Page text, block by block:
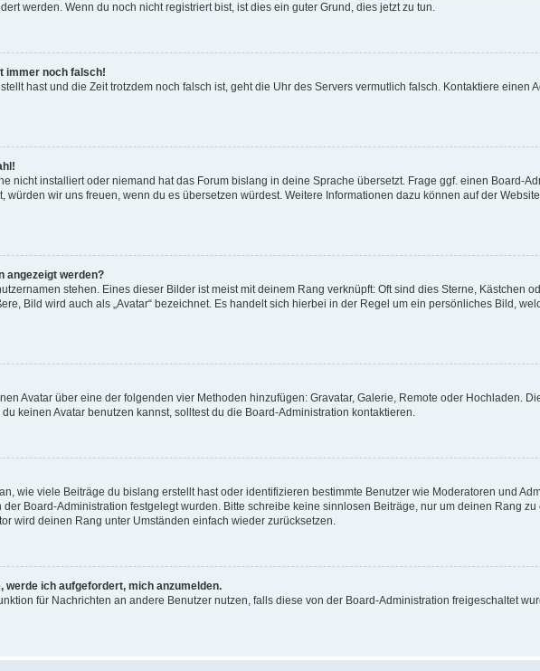
werden. Wenn du noch nicht registriert bist, ist dies ein guter Grund, dies jetzt zu tun.
immer noch falsch!
hast und die Zeit trotzdem noch falsch ist, geht die Uhr des Servers vermutlich falsch. Kontaktiere einen
nicht installiert oder niemand hat das Forum bislang in deine Sprache übersetzt. Frage ggf. einen Board-
wir uns freuen, wenn du es übersetzen würdest. Weitere Informationen dazu können auf der
angezeigt werden?
stehen. Eines dieser Bilder ist meist mit deinem Rang verknüpft: Oft sind dies Sterne, Kästchen
Bild wird auch als „Avatar“ bezeichnet. Es handelt sich hierbei in der Regel um ein persönliches Bild,
Avatar über eine der folgenden vier Methoden hinzufügen: Gravatar, Galerie, Remote oder Hochladen.
keinen Avatar benutzen kannst, solltest du die Board-Administration kontaktieren.
wie viele Beiträge du bislang erstellt hast oder identifizieren bestimmte Benutzer wie Moderatoren und
Board-Administration festgelegt wurden. Bitte schreibe keine sinnlosen Beiträge, nur um deinen Rang
wird deinen Rang unter Umständen einfach wieder zurücksetzen.
werde ich aufgefordert, mich anzumelden.
für Nachrichten an andere Benutzer nutzen, falls diese von der Board-Administration freigeschaltet